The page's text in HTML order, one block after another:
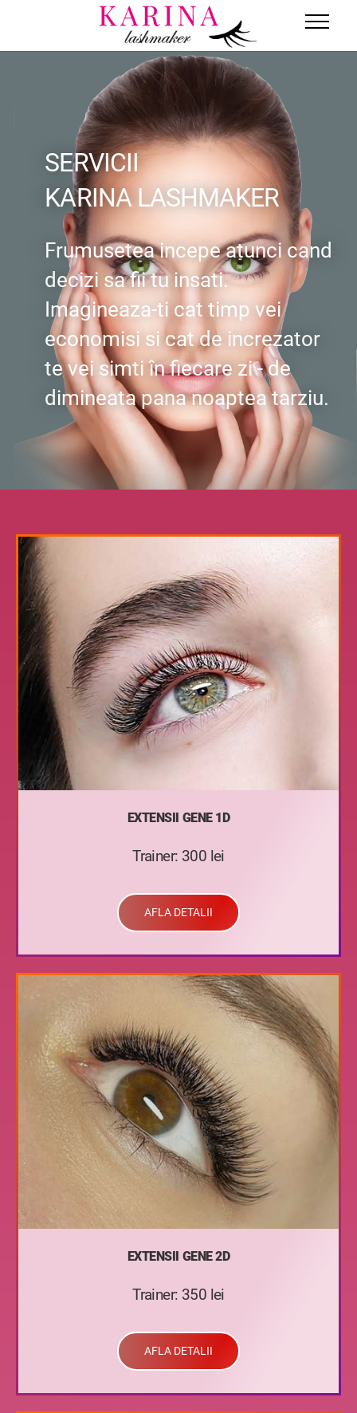
SERVICII
KARINA LASHMAKER
Frumusetea incepe atunci cand
decizi sa fii tu insati.
Imagineaza-ti cat timp vei
economisi si cat de increzator
te vei simti în fiecare zi - de
dimineata pana noaptea tarziu.
EXTENSII GENE 1D
Trainer: 300 lei
AFLA DETALII
EXTENSII GENE 2D
Trainer: 350 lei
AFLA DETALII